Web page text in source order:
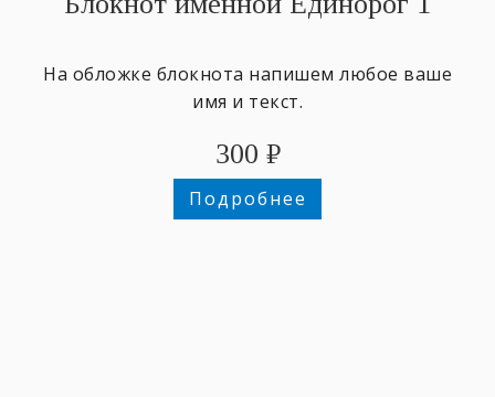
На обложке блокнота напишем любое ваше
имя и текст.
300 ₽
Подробнее